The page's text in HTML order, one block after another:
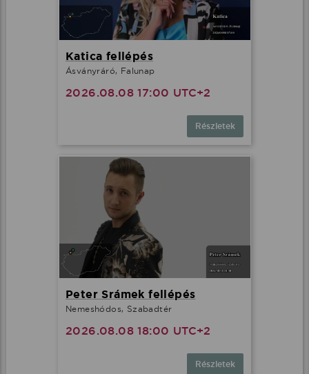
Katica fellépés
Ásványráró, Falunap
2026.08.08 17:00 UTC+2
Részletek
Peter Srámek fellépés
Nemeshódos, Szabadtér
2026.08.08 18:00 UTC+2
Részletek